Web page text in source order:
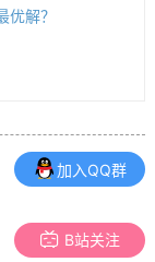
解？
加入QQ群
B站关注